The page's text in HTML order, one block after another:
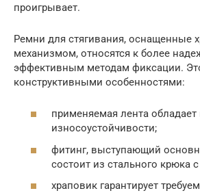
проигрывает.
Ремни для стягивания, оснащенные
механизмом, относятся к более
эффективным методам фиксации.
конструктивными особенностями:
применяемая лента
износоустойчивости;
фитинг, выступающий
состоит из стального крюка
храповик гарантирует